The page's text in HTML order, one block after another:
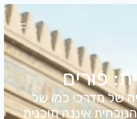
פורים
של מדרכי כמו של
איננה תוכנית